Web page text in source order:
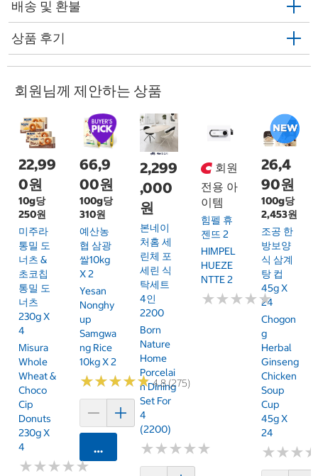
배송 및 환불
상품 후기
회원님께 제안하는 상품
22,99
0원
10g당
250원
미주라
통밀 도
너츠 &
초코칩
통밀 도
너츠
230g X
4
Misura
Whole
Wheat &
Choco
Cip
Donuts
230g X
4
★★★★★
★★★★★
66,9
00원
100g당
310원
예산농
협 삼광
쌀10kg
X 2
Yesan
Nonghy
Up
Samgwa
Ng Rice
10kg X 2
★★★★★
★★★★★4.8 (275)
카트에 담기
2,299
,000
원
본네이
처홈 세
린체 포
세린 식
탁세트
4인
2200
Born
Nature
Home
Porcelai
N Dining
Set For
4
(2200)
★★★★★
★★★★★
회원
전용 아
이템
힘펠 휴
젠뜨 2
HIMPEL
HUEZE
NTTE 2
★★★★★
★★★★★
26,4
90원
100g당
2,453원
조공 한
방보양
식 삼계
탕 컵
45g X
24
Chogon
G
Herbal
Ginseng
Chicken
Soup
Cup
45g X
24
★★★
★★★